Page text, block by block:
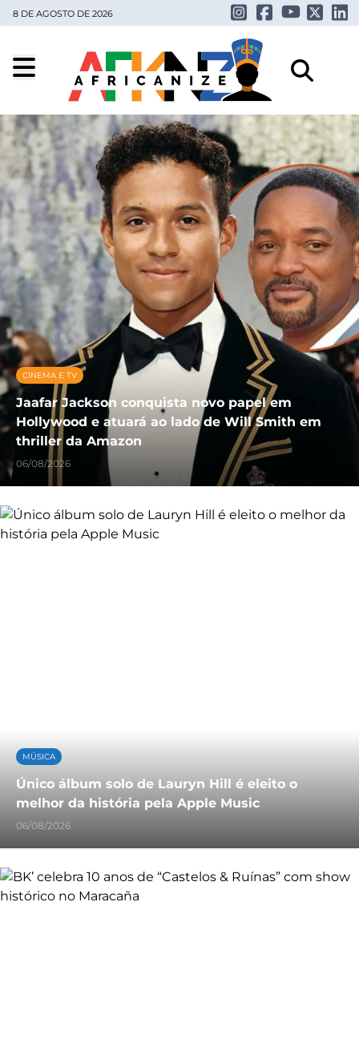
8 DE AGOSTO DE 2026
CINEMA E TV
Jaafar Jackson conquista novo papel em
Hollywood e atuará ao lado de Will Smith em
thriller da Amazon
06/08/2026
MÚSICA
Único álbum solo de Lauryn Hill é eleito o
melhor da história pela Apple Music
06/08/2026